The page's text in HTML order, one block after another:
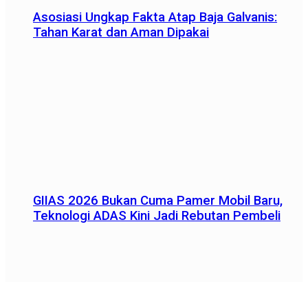
Asosiasi Ungkap Fakta Atap Baja Galvanis:
Tahan Karat dan Aman Dipakai
GIIAS 2026 Bukan Cuma Pamer Mobil Baru,
Teknologi ADAS Kini Jadi Rebutan Pembeli